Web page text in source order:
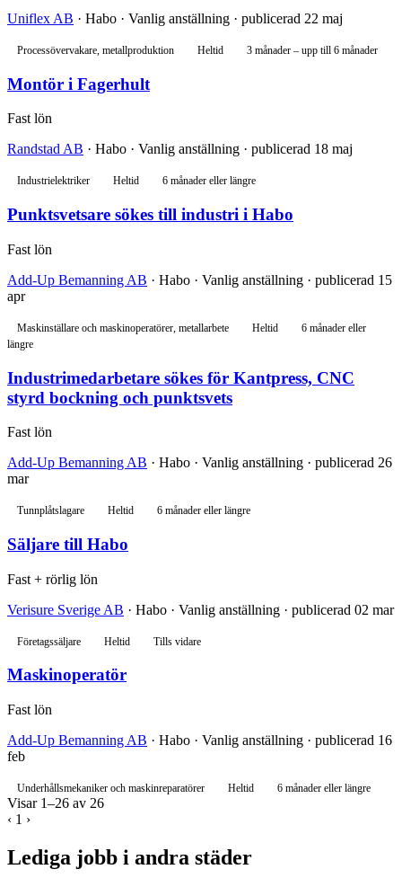
Uniflex AB · Habo · Vanlig anställning · publicerad 22 maj
Processövervakare, metallproduktion Heltid 3 månader – upp till 6 månader
Montör i Fagerhult
Fast lön
Randstad AB · Habo · Vanlig anställning · publicerad 18 maj
Industrielektriker Heltid 6 månader eller längre
Punktsvetsare sökes till industri i Habo
Fast lön
Add-Up Bemanning AB · Habo · Vanlig anställning · publicerad 15
apr
Maskinställare och maskinoperatörer, metallarbete Heltid
6 månader eller
längre
Industrimedarbetare sökes för Kantpress, CNC
styrd bockning och punktsvets
Fast lön
Add-Up Bemanning AB · Habo · Vanlig anställning · publicerad 26
mar
Tunnplåtslagare Heltid 6 månader eller längre
Säljare till Habo
Fast + rörlig lön
Verisure Sverige AB · Habo · Vanlig anställning · publicerad 02 mar
Företagssäljare Heltid Tills vidare
Maskinoperatör
Fast lön
Add-Up Bemanning AB · Habo · Vanlig anställning · publicerad 16
feb
Underhållsmekaniker och maskinreparatörer Heltid 6 månader eller längre
Visar 1–26 av 26
‹ 1 ›
Lediga jobb i andra städer